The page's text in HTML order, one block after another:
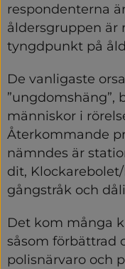
respondenterna
åldersgruppen är
tyngdpunkt på
De vanligaste
”ungdomshäng”,
människor i
Återkommande
nämndes är
dit,
gångstråk och
Det kom många
såsom förbättrad
polisnärvaro och